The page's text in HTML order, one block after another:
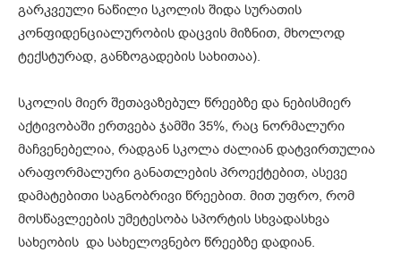
გარკვეული ნაწილი სკოლის შიდა სურათის
კონფიდენციალურობის დაცვის მიზნით, მხოლოდ
ტექსტურად, განზოგადების სახითაა).
სკოლის მიერ შეთავაზებულ წრეებზე და ნებისმიერ
აქტივობაში ერთვება ჯამში 35%, რაც ნორმალური
მაჩვენებელია, რადგან სკოლა ძალიან დატვირთულია
არაფორმალური განათლების პროექტებით, ასევე
დამატებითი საგნობრივი წრეებით. მით უფრო, რომ
მოსწავლეების უმეტესობა სპორტის სხვადასხვა
სახეობის და სახელოვნებო წრეებზე დადიან.